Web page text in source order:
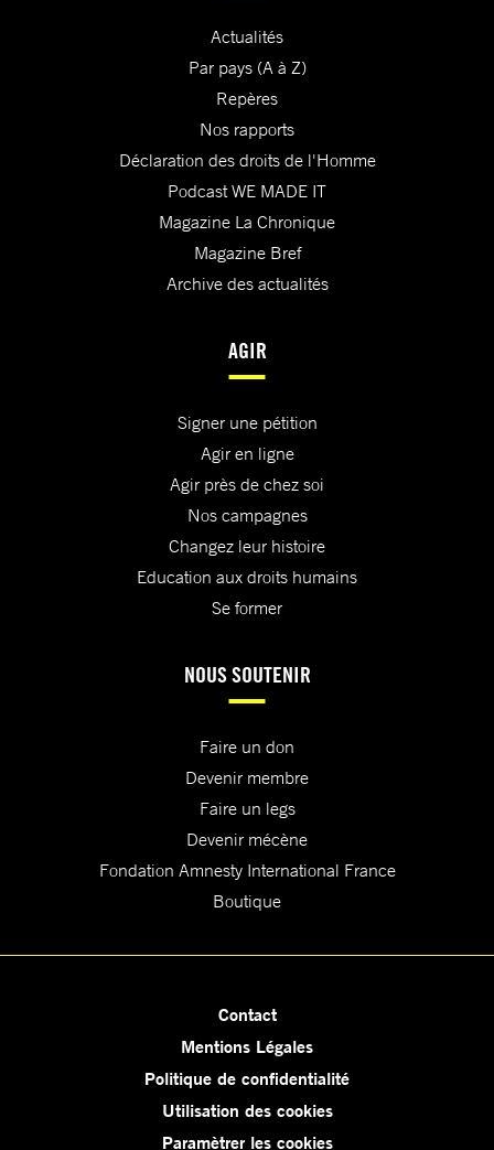
Actualités
Par pays (A à Z)
Repères
Nos rapports
Déclaration des droits de l'Homme
Podcast WE MADE IT
Magazine La Chronique
Magazine Bref
Archive des actualités
AGIR
Signer une pétition
Agir en ligne
Agir près de chez soi
Nos campagnes
Changez leur histoire
Education aux droits humains
Se former
NOUS SOUTENIR
Faire un don
Devenir membre
Faire un legs
Devenir mécène
Fondation Amnesty International France
Boutique
Contact
Mentions Légales
Politique de confidentialité
Utilisation des cookies
Paramètrer les cookies